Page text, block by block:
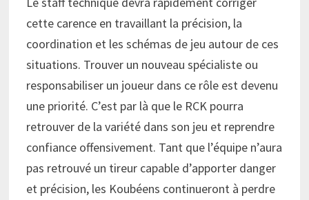
cette carence en travaillant la précision, la
coordination et les schémas de jeu autour de ces
situations. Trouver un nouveau spécialiste ou
responsabiliser un joueur dans ce rôle est devenu
une priorité. C’est par là que le RCK pourra
retrouver de la variété dans son jeu et reprendre
confiance offensivement. Tant que l’équipe n’aura
pas retrouvé un tireur capable d’apporter danger
et précision, les Koubéens continueront à perdre